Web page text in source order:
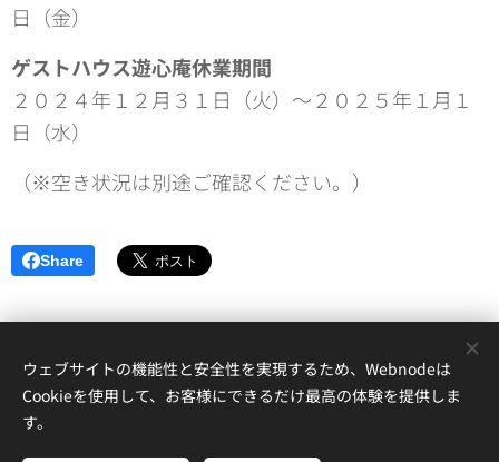
日（金）
ゲストハウス遊心庵休業期間
２０２４年１２月３１日（火）～２０２５年１月１
日（水）
（※空き状況は別途ご確認ください。）
Share
〒644-0045 和歌山県日高郡美浜町三尾７７８ 旧三尾小学校内
ウェブサイトの機能性と安全性を実現するため、Webnodeは
Cookieを使用して、お客様にできるだけ最高の体験を提供しま
す。